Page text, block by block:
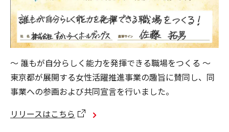
〜 誰もが自分らしく能力を発揮できる職場をつくる 〜
東京都が展開する女性活躍推進事業の趣旨に賛同し、同
事業への参画および共同宣言を行いました。
リリースはこちら